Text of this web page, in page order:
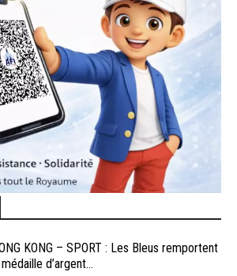
KONG – SPORT : Les Bleus remportent
d’argent...